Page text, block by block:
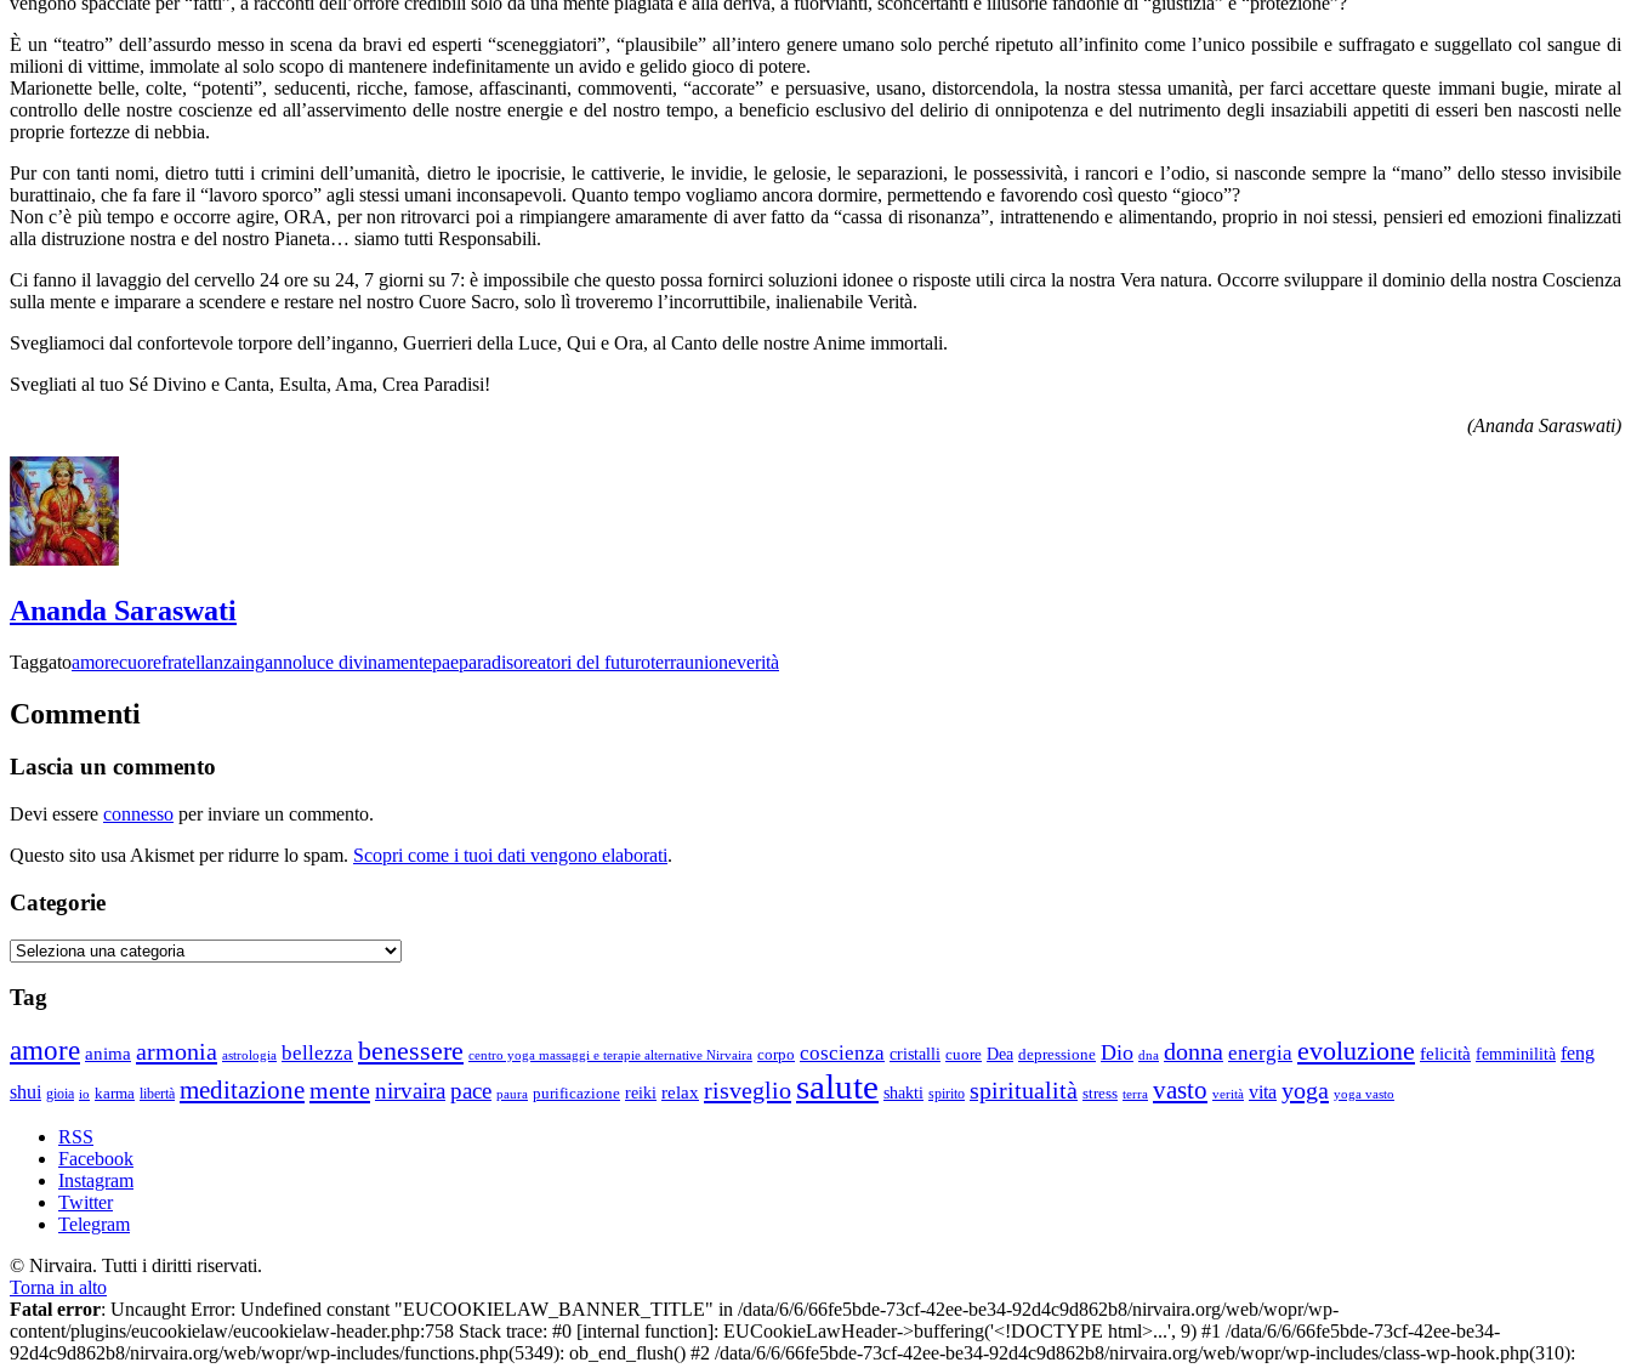
È un “teatro” dell’assurdo messo in scena da bravi ed esperti “sceneggiatori”, “plausibile” all’intero genere umano solo perché ripetuto all’infinito come l’unico possibile e suffragato e suggellato col sangue di
milioni di vittime, immolate al solo scopo di mantenere indefinitamente un avido e gelido gioco di potere.
Marionette belle, colte, “potenti”, seducenti, ricche, famose, affascinanti, commoventi, “accorate” e persuasive, usano, distorcendola, la nostra stessa umanità, per farci accettare queste immani bugie, mirate al
controllo delle nostre coscienze ed all’asservimento delle nostre energie e del nostro tempo, a beneficio esclusivo del delirio di onnipotenza e del nutrimento degli insaziabili appetiti di esseri ben nascosti nelle
proprie fortezze di nebbia.
Pur con tanti nomi, dietro tutti i crimini dell’umanità, dietro le ipocrisie, le cattiverie, le invidie, le gelosie, le separazioni, le possessività, i rancori e l’odio, si nasconde sempre la “mano” dello stesso invisibile
burattinaio, che fa fare il “lavoro sporco” agli stessi umani inconsapevoli. Quanto tempo vogliamo ancora dormire, permettendo e favorendo così questo “gioco”?
Non c’è più tempo e occorre agire, ORA, per non ritrovarci poi a rimpiangere amaramente di aver fatto da “cassa di risonanza”, intrattenendo e alimentando, proprio in noi stessi, pensieri ed emozioni finalizzati
alla distruzione nostra e del nostro Pianeta… siamo tutti Responsabili.
Ci fanno il lavaggio del cervello 24 ore su 24, 7 giorni su 7: è impossibile che questo possa fornirci soluzioni idonee o risposte utili circa la nostra Vera natura. Occorre sviluppare il dominio della nostra Coscienza
sulla mente e imparare a scendere e restare nel nostro Cuore Sacro, solo lì troveremo l’incorruttibile, inalienabile Verità.
Svegliamoci dal confortevole torpore dell’inganno, Guerrieri della Luce, Qui e Ora, al Canto delle nostre Anime immortali.
Svegliati al tuo Sé Divino e Canta, Esulta, Ama, Crea Paradisi!
(Ananda Saraswati)
Ananda Saraswati
Taggatoamorecuorefratellanzaingannoluce divinamentepaeparadisoreatori del futuroterraunioneverità
Commenti
Lascia un commento
Devi essere connesso per inviare un commento.
Questo sito usa Akismet per ridurre lo spam. Scopri come i tuoi dati vengono elaborati.
Categorie
Categorie
Tag
amore anima armonia astrologia bellezza benessere centro yoga massaggi e terapie alternative Nirvaira corpo coscienza cristalli cuore Dea depressione Dio dna donna energia evoluzione felicità femminilità feng
shui gioia io karma libertà meditazionementenirvairapace paura purificazione reiki relax risveglio salute shakti spirito spiritualità stress terra vasto verità vita yoga yoga vasto
RSS
Facebook
Instagram
Twitter
Telegram
© Nirvaira. Tutti i diritti riservati.
Torna in alto
Fatal error: Uncaught Error: Undefined constant "EUCOOKIELAW_BANNER_TITLE" in /data/6/6/66fe5bde-73cf-42ee-be34-92d4c9d862b8/nirvaira.org/web/wopr/wp-
content/plugins/eucookielaw/eucookielaw-header.php:758 Stack trace: #0 [internal function]: EUCookieLawHeader->buffering('<!DOCTYPE html>...', 9) #1 /data/6/6/66fe5bde-73cf-42ee-be34-
92d4c9d862b8/nirvaira.org/web/wopr/wp-includes/functions.php(5349): ob_end_flush() #2 /data/6/6/66fe5bde-73cf-42ee-be34-92d4c9d862b8/nirvaira.org/web/wopr/wp-includes/class-wp-hook.php(310):